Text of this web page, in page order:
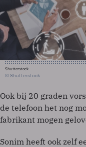
Shutterstock
© Shutterstock
Ook bij 20 graden
de telefoon het nog
fabrikant mogen
Sonim heeft ook zelf